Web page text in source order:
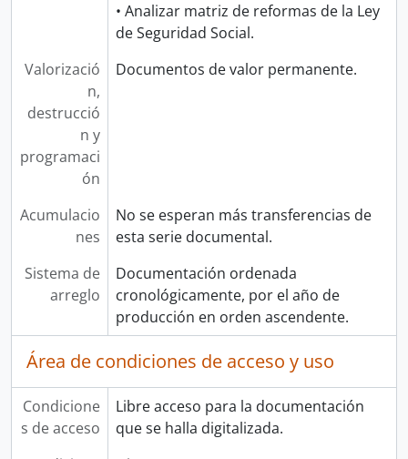
• Analizar matriz de reformas de la Ley
de Seguridad Social.
Valorizació
n,
destrucció
n y
programaci
ón
Documentos de valor permanente.
Acumulacio
nes
No se esperan más transferencias de
esta serie documental.
Sistema de
arreglo
Documentación ordenada
cronológicamente, por el año de
producción en orden ascendente.
Área de condiciones de acceso y uso
Condicione
s de acceso
Libre acceso para la documentación
que se halla digitalizada.